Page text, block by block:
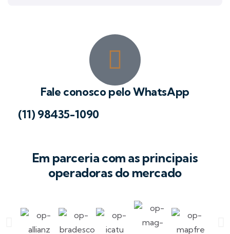
Fale conosco pelo WhatsApp
(11) 98435-1090
Em parceria com as principais
operadoras do mercado